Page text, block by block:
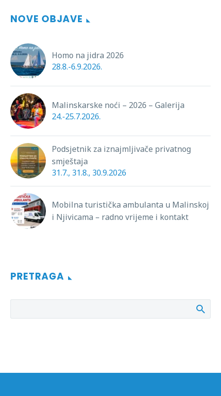
NOVE OBJAVE
Homo na jidra 2026
28.8.-6.9.2026.
Malinskarske noći – 2026 – Galerija
24.-25.7.2026.
Podsjetnik za iznajmljivače privatnog
smještaja
31.7., 31.8., 30.9.2026
Mobilna turistička ambulanta u Malinskoj
i Njivicama – radno vrijeme i kontakt
PRETRAGA